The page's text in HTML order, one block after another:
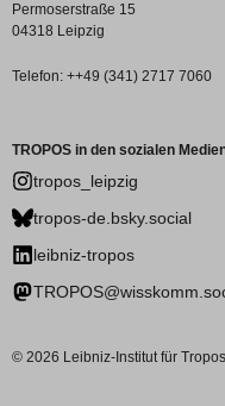
Permoserstraße 15
04318 Leipzig
Telefon: ++49 (341) 2717 7060
TROPOS in den sozialen
tropos_leipzig
tropos-de.bsky.social
leibniz-tropos
© 2026 Leibniz-Institut für